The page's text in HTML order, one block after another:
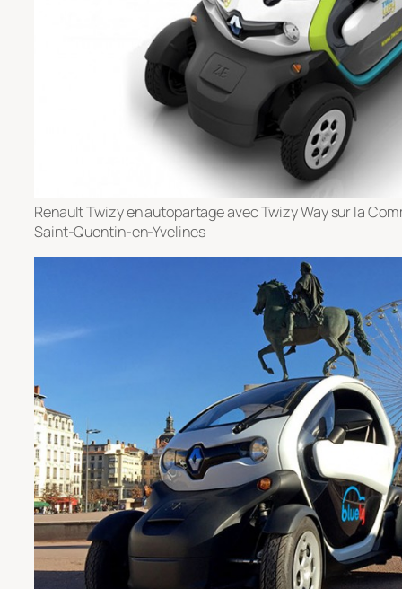
Renault Twizy en autopartage avec Twizy Way sur la
Saint-Quentin-en-Yvelines